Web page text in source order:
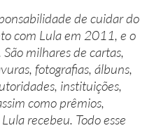
de cuidar do
com Lula em 2011, e o
milhares de cartas,
fotografias, álbuns,
instituições,
como prêmios,
recebeu. Todo esse